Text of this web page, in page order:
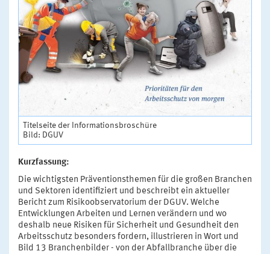
Titelseite der Informationsbroschüre
Bild: DGUV
Kurzfassung:
Die wichtigsten Präventionsthemen für die großen Branchen
und Sektoren identifiziert und beschreibt ein aktueller
Bericht zum Risikoobservatorium der DGUV. Welche
Entwicklungen Arbeiten und Lernen verändern und wo
deshalb neue Risiken für Sicherheit und Gesundheit den
Arbeitsschutz besonders fordern, illustrieren in Wort und
Bild 13 Branchenbilder - von der Abfallbranche über die